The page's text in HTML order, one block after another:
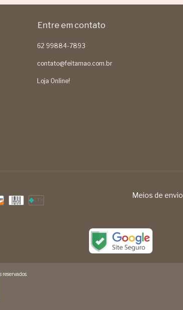
Entre em contato
62 99884-7893
contato@feitamao.com.br
Loja Online!
Meios de envio